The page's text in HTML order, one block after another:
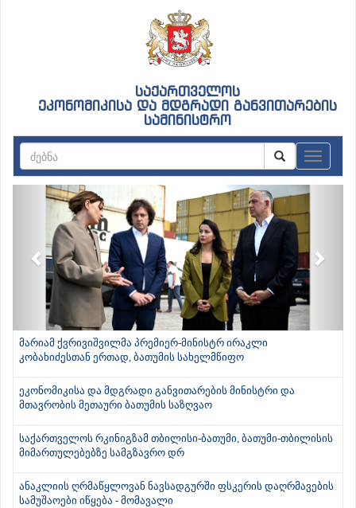
საქართველოს
ეკონომიკისა და მდგრადი განვითარების
სამინისტრო
Previous
მარიამ ქვრივიშვილმა პრემიერ-მინისტრ ირაკლი
კობახიძესთან ერთად, ბათუმის სახელმწიფო
ეკონომიკისა და მდგრადი განვითარების მინისტრი და
მთავრობის მეთაური ბათუმის საზღვაო
საქართველოს რკინიგზამ თბილისი-ბათუმი, ბათუმი-თბილისის
მიმართულებებზე სამგზავრო დრ
ანაკლიის ღრმაწყლოვან ნავსადგურში ფსკერის დაღრმავების
სამუშაოები იწყება - მომავალი